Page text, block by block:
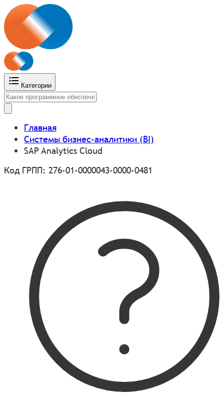
Категории
Главная
Системы бизнес-аналитики (BI)
SAP Analytics Cloud
Код ГРПП: 276-01-0000043-0000-0481